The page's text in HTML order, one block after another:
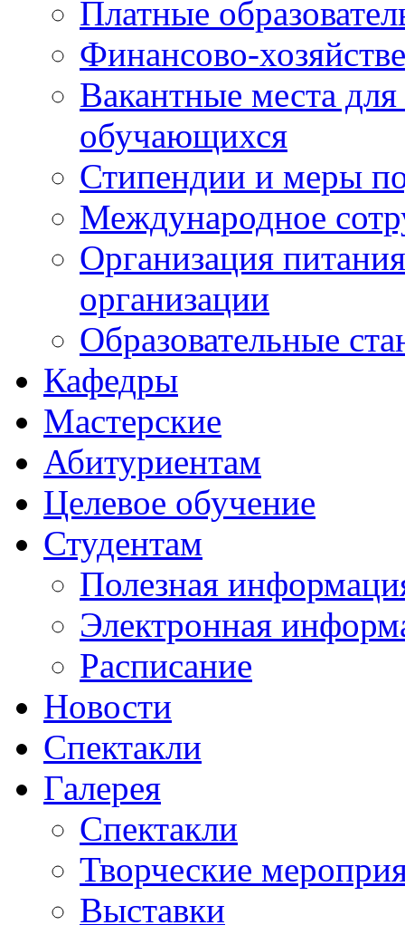
Платные
Финансово-
Вакантные места
обучающихся
Стипендии и меры
Международное
Организация
организации
Образовательные
Кафедры
Мастерские
Абитуриентам
Целевое обучение
Студентам
Полезная
Электронная
Расписание
Новости
Спектакли
Галерея
Спектакли
Творческие
Выставки